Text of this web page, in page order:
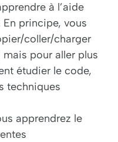
à l’aide
principe, vous
coller/charger
pour aller plus
étudier le code,
techniques
apprendrez le